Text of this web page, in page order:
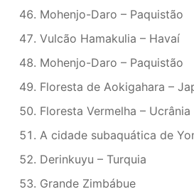
Mohenjo-Daro – Paquistão
Vulcão Hamakulia – Havaí
Mohenjo-Daro – Paquistão
Floresta de Aokigahara –
Floresta Vermelha – Ucrânia
A cidade subaquática de
Derinkuyu – Turquia
Grande Zimbábue